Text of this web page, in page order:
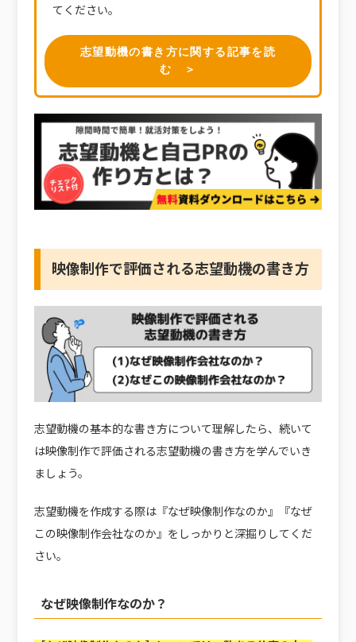
てください。
志望動機の書き方に関する記事を読
む ＞
映像制作で評価される志望動機の書き方
志望動機の基本的な書き方について理解したら、続いて
は映像制作で評価される志望動機の書き方を学んでいき
ましょう。
志望動機を作成する際は『なぜ映像制作なのか』『なぜ
この映像制作会社なのか』 をしっかりと深掘りしてくだ
さい。
なぜ映像制作なのか？